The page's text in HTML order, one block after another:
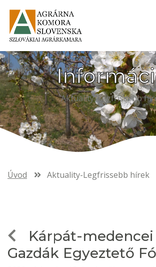
Aktuality-Legfrissebb
Úvod Aktuality-Legfrissebb hírek
Kárpát-medencei
Gazdák Egyeztető